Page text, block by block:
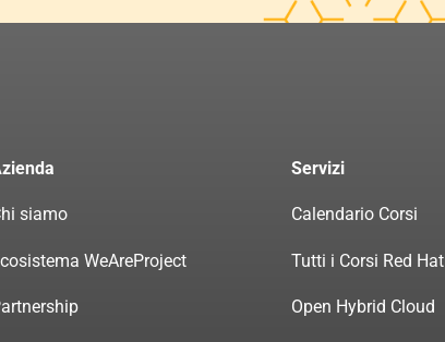
siamo
WeAreProject
Servizi
Calendario Corsi
Tutti i Corsi Red Hat
Open Hybrid Cloud